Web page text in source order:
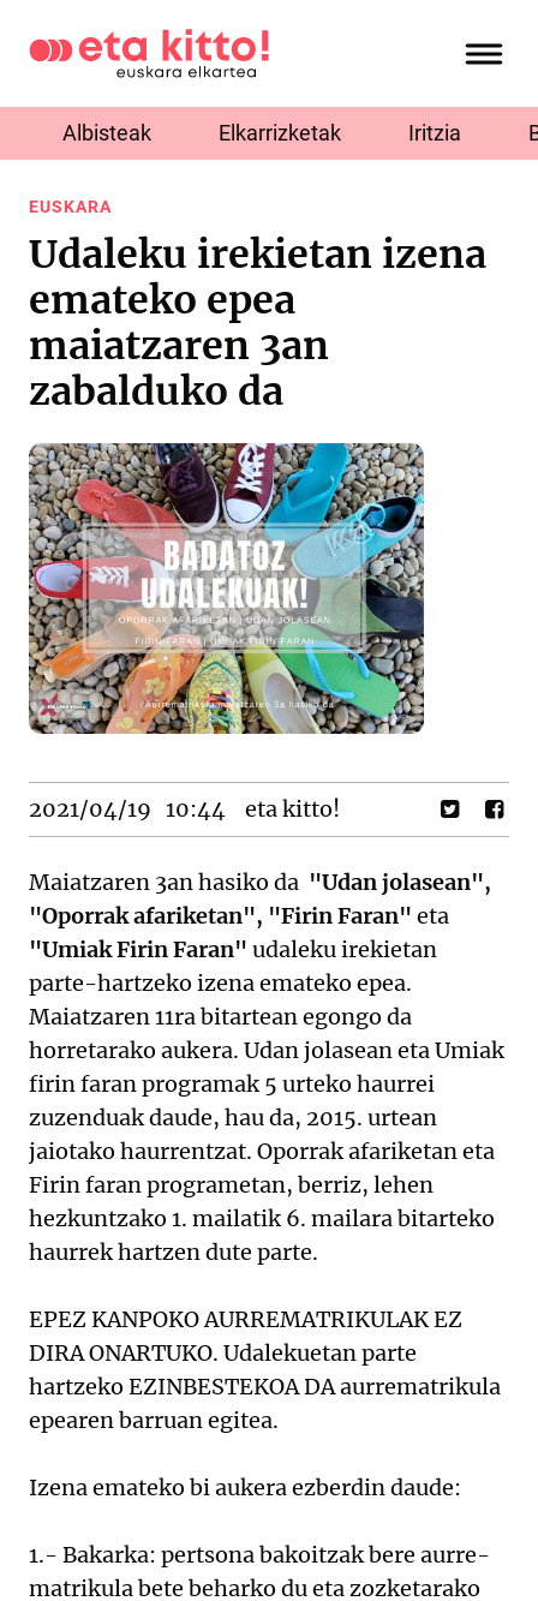
Albisteak Elkarrizketak Iritzia
EUSKARA
Udaleku irekietan izena
emateko epea
maiatzaren 3an
zabalduko da
2021/04/19 10:44 eta kitto!
Maiatzaren 3an hasiko da "Udan jolasean",
"Oporrak afariketan", "Firin Faran" eta
"Umiak Firin Faran" udaleku irekietan
parte-hartzeko izena emateko epea.
Maiatzaren 11ra bitartean egongo da
horretarako aukera. Udan jolasean eta Umiak
firin faran programak 5 urteko haurrei
zuzenduak daude, hau da, 2015. urtean
jaiotako haurrentzat. Oporrak afariketan eta
Firin faran programetan, berriz, lehen
hezkuntzako 1. mailatik 6. mailara bitarteko
haurrek hartzen dute parte.
EPEZ KANPOKO AURREMATRIKULAK EZ
DIRA ONARTUKO. Udalekuetan parte
hartzeko EZINBESTEKOA DA aurrematrikula
epearen barruan egitea.
Izena emateko bi aukera ezberdin daude:
1.- Bakarka: pertsona bakoitzak bere aurre-
matrikula bete beharko du eta zozketarako